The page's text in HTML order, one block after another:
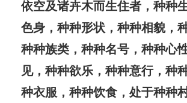
依空及诸卉木而生住者，种种
色身，种种形状，种种相貌，
种种族类，种种名号，种种心
见，种种欲乐，种种意行，种
种衣服，种种饮食，处于种种